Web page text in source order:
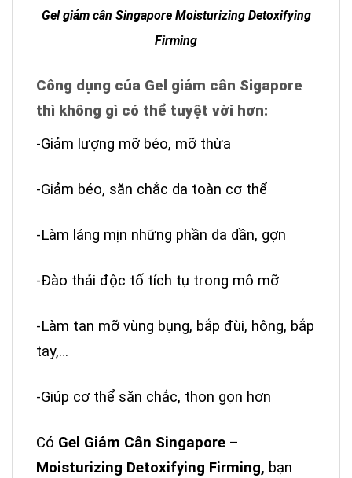
Gel giảm cân Singapore Moisturizing Detoxifying
Firming
Công dụng của Gel giảm cân Sigapore
thì không gì có thể tuyệt vời hơn:
-Giảm lượng mỡ béo, mỡ thừa
-Giảm béo, săn chắc da toàn cơ thể
-Làm láng mịn những phần da dần, gợn
-Đào thải độc tố tích tụ trong mô mỡ
-Làm tan mỡ vùng bụng, bắp đùi, hông, bắp
tay,…
-Giúp cơ thể săn chắc, thon gọn hơn
Có Gel Giảm Cân Singapore –
Moisturizing Detoxifying Firming, bạn